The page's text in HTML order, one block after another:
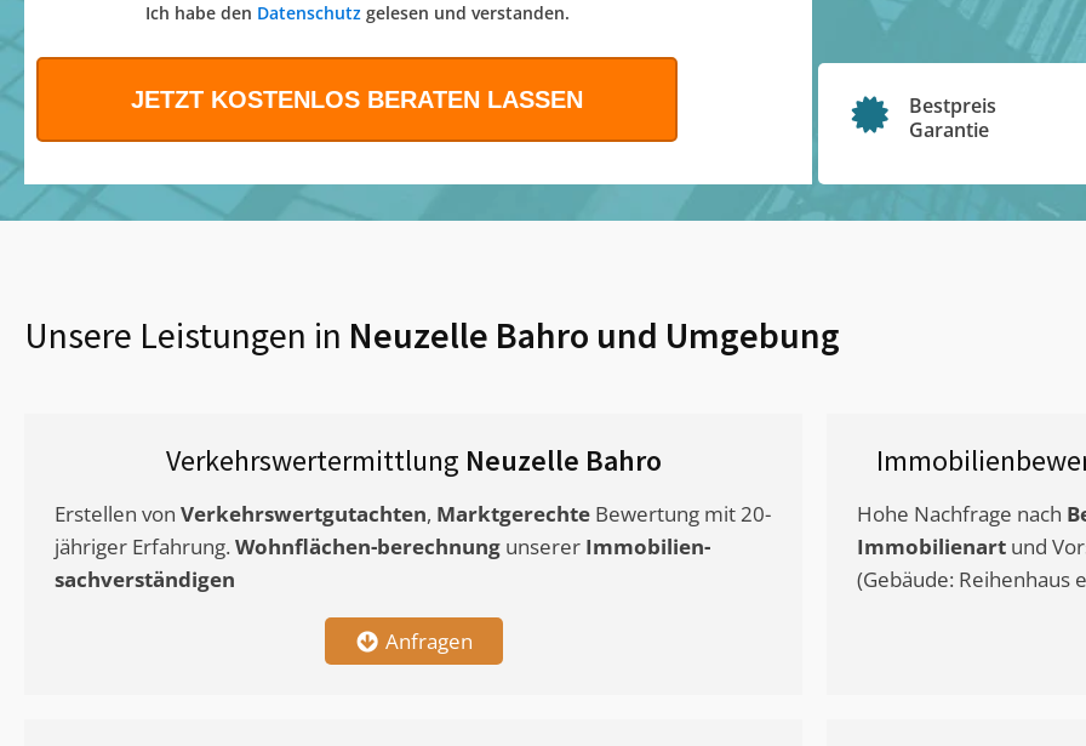
Ich habe den Datenschutzgelesen und verstanden.
Bestpreis
Garantie
Unsere Leistungen in Neuzelle Bahro und Umgebung
Verkehrswertermittlung Neuzelle Bahro
Erstellen von Verkehrswertgutachten, Marktgerechte Bewertung mit 20-
jähriger Erfahrung. Wohnflächen-berechnung unserer Immobilien-
sachverständigen
Anfragen
Hohe Nachfrage nach
Immobilienart und
(Gebäude: Reihenhaus